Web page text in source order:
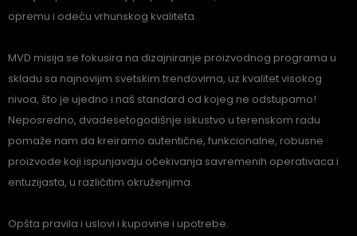
opremu i odeću vrhunskog kvaliteta.
MVD misija se fokusira na dizajniranje proizvodnog programa u
skladu sa najnovijim svetskim trendovima, uz kvalitet visokog
nivoa, što je ujedno i naš standard od kojeg ne odstupamo!
Neposredno, dvadesetogodišnje iskustvo u terenskom radu
pomaže nam da kreiramo autentične, funkcionalne, robusne
proizvode koji ispunjavaju očekivanja savremenih operativaca i
entuzijasta, u različitim okruženjima.
Opšta pravila i uslovi i kupovine i upotrebe.